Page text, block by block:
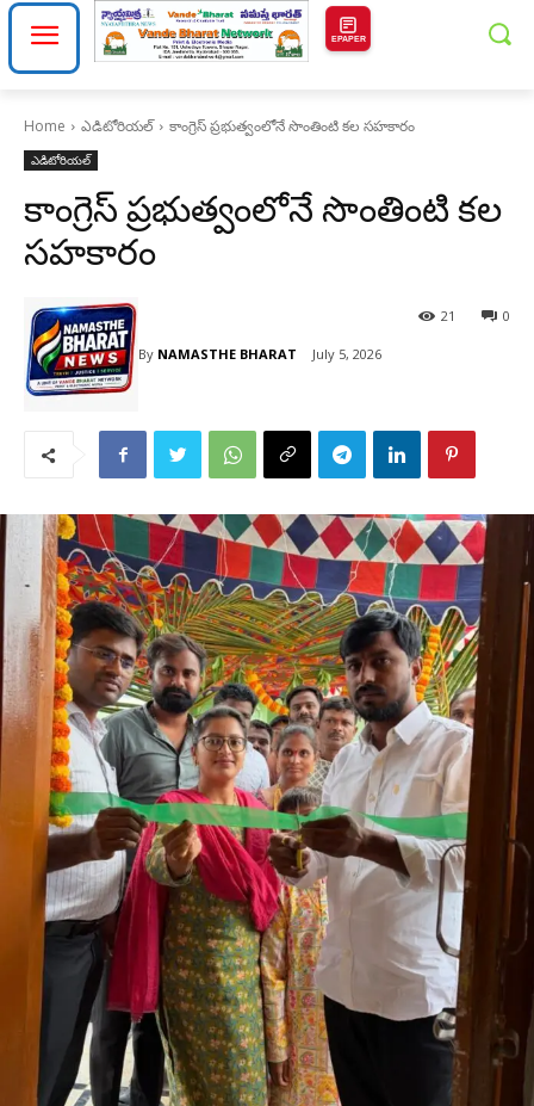
EPAPER
Home ఎడిటోరియల్ కాంగ్రెస్ ప్రభుత్వంలోనే సొంతింటి కల సహకారం
ఎడిటోరియల్
కాంగ్రెస్ ప్రభుత్వంలోనే సొంతింటి కల
సహకారం
By NAMASTHE BHARAT July 5, 2026
0
21